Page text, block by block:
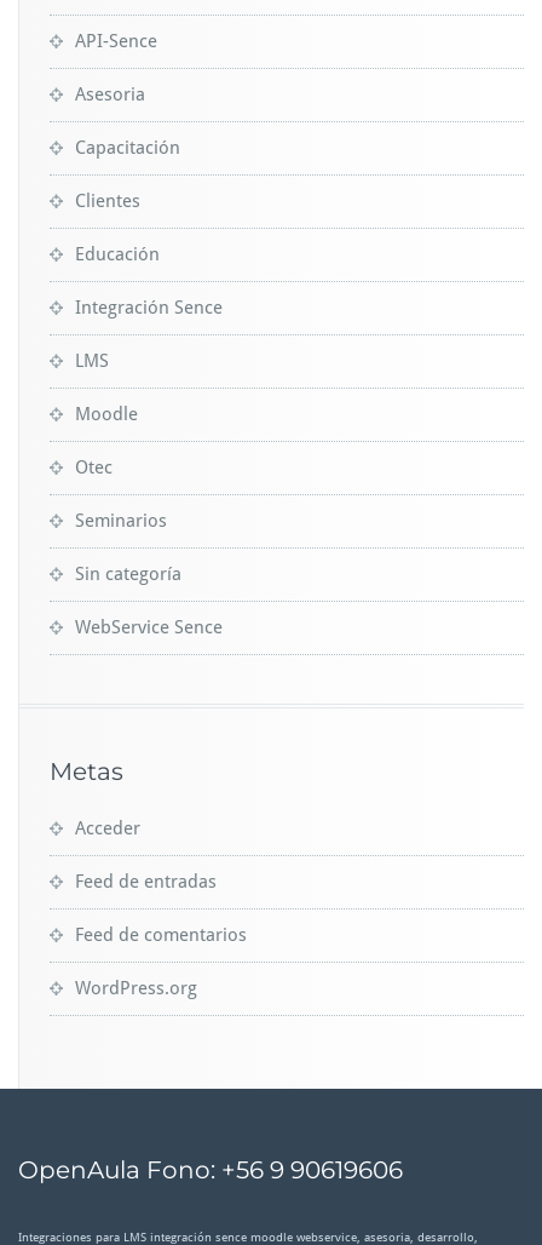
API-Sence
Asesoria
Capacitación
Clientes
Educación
Integración Sence
LMS
Moodle
Otec
Seminarios
Sin categoría
WebService Sence
Metas
Acceder
Feed de entradas
Feed de comentarios
WordPress.org
OpenAula Fono: +56 9 90619606
Integraciones para LMS integración sence moodle webservice, asesoria, desarrollo,